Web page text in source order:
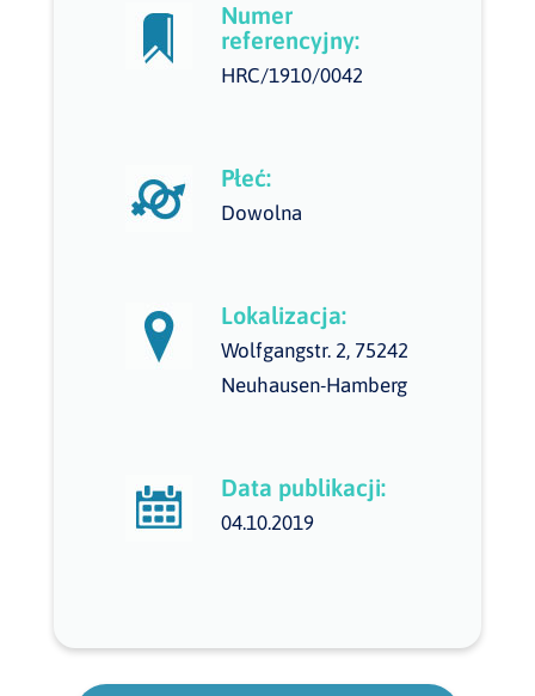
Numer
referencyjny:
HRC/1910/0042
Płeć:
Dowolna
Lokalizacja:
Wolfgangstr. 2, 75242
Neuhausen-Hamberg
Data publikacji:
04.10.2019